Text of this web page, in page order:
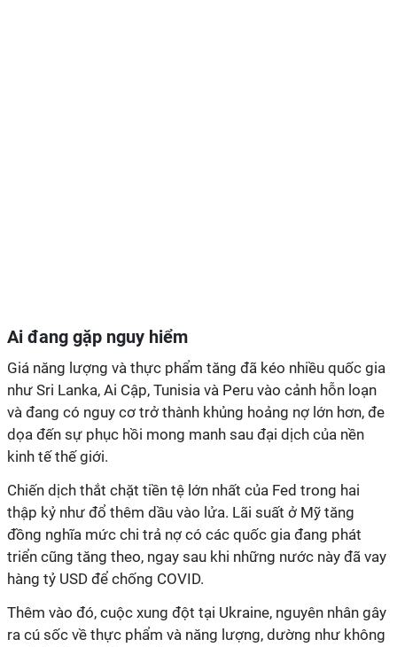
Ai đang gặp nguy hiểm
Giá năng lượng và thực phẩm tăng đã kéo nhiều quốc gia
như Sri Lanka, Ai Cập, Tunisia và Peru vào cảnh hỗn loạn
và đang có nguy cơ trở thành khủng hoảng nợ lớn hơn, đe
dọa đến sự phục hồi mong manh sau đại dịch của nền
kinh tế thế giới.
Chiến dịch thắt chặt tiền tệ lớn nhất của Fed trong hai
thập kỷ như đổ thêm dầu vào lửa. Lãi suất ở Mỹ tăng
đồng nghĩa mức chi trả nợ có các quốc gia đang phát
triển cũng tăng theo, ngay sau khi những nước này đã vay
hàng tỷ USD để chống COVID.
Thêm vào đó, cuộc xung đột tại Ukraine, nguyên nhân gây
ra cú sốc về thực phẩm và năng lượng, dường như không